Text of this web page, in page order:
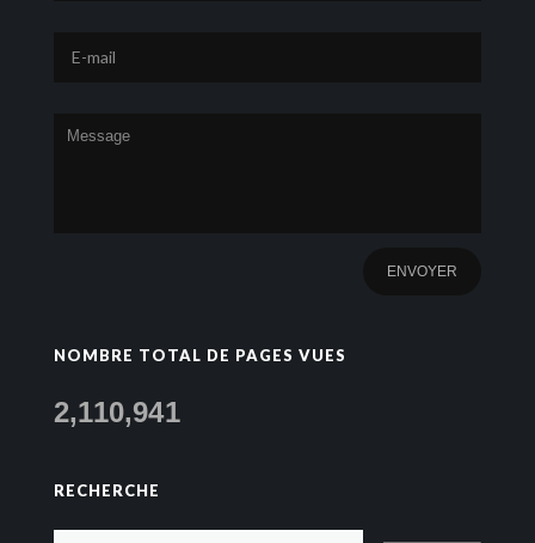
NOMBRE TOTAL DE PAGES VUES
2,110,941
RECHERCHE